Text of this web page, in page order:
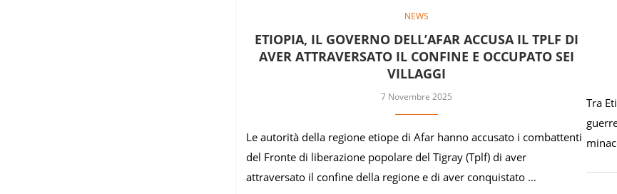
NEWS
ETIOPIA, IL GOVERNO DELL’AFAR ACCUSA IL TPLF DI
AVER ATTRAVERSATO IL CONFINE E OCCUPATO SEI
VILLAGGI
7 Novembre 2025
Le autorità della regione etiope di Afar hanno accusato i combattenti
del Fronte di liberazione popolare del Tigray (Tplf) di aver
attraversato il confine della regione e di aver conquistato …
Tra